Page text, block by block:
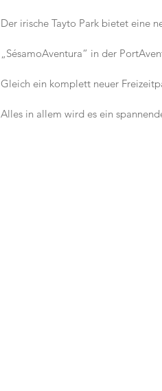
Der irische Tayto Park bietet eine
„SésamoAventura“ in der
Gleich ein komplett neuer
Alles in allem wird es ein